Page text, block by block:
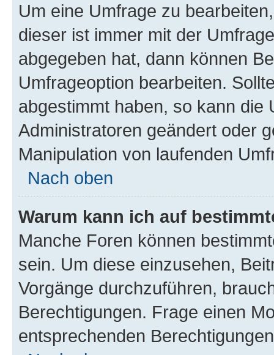
Um eine Umfrage zu
dieser ist immer mit der
abgegeben hat, dann können
Umfrageoption bearbeiten.
abgestimmt haben, so kann
Administratoren geändert oder
Manipulation von laufenden
Nach oben
Warum kann ich auf
Manche Foren können
sein. Um diese einzusehen,
Vorgänge durchzuführen,
Berechtigungen. Frage einen
entsprechenden